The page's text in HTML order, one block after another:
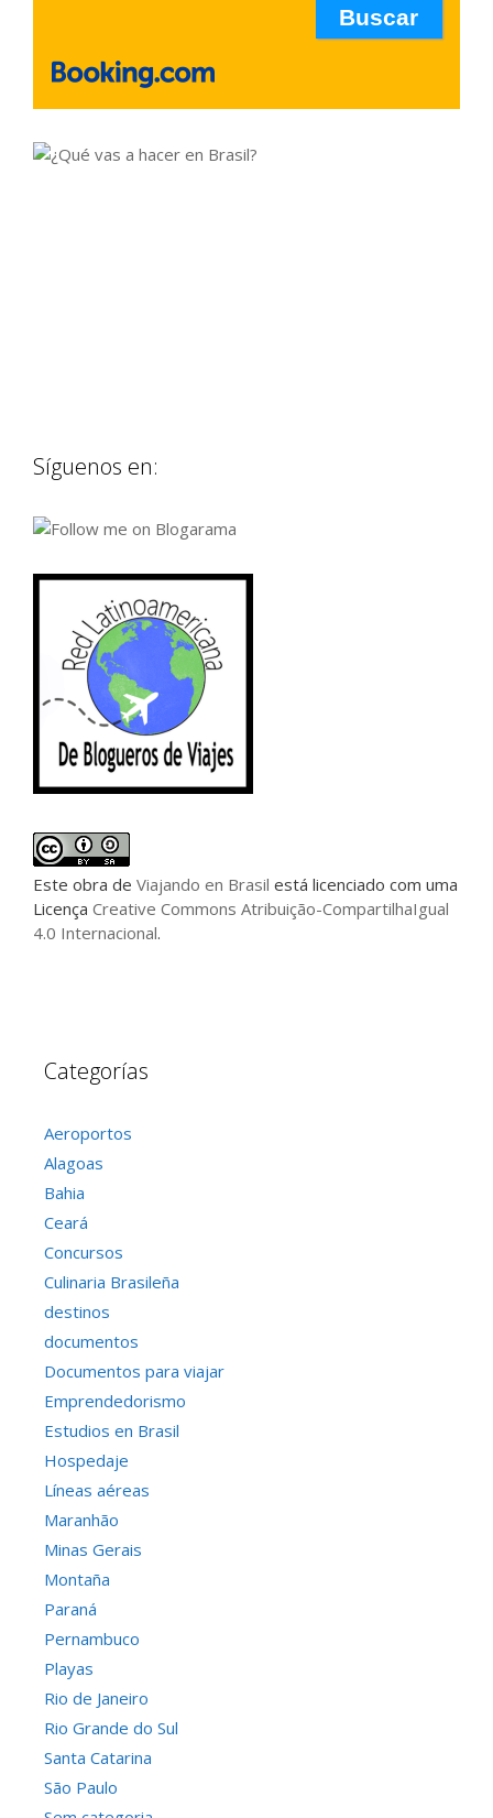
Síguenos en:
Este obra de Viajando en Brasil está licenciado com uma
Licença Creative Commons Atribuição-CompartilhaIgual
4.0 Internacional.
Categorías
Aeroportos
Alagoas
Bahia
Ceará
Concursos
Culinaria Brasileña
destinos
documentos
Documentos para viajar
Emprendedorismo
Estudios en Brasil
Hospedaje
Líneas aéreas
Maranhão
Minas Gerais
Montaña
Paraná
Pernambuco
Playas
Rio de Janeiro
Rio Grande do Sul
Santa Catarina
São Paulo